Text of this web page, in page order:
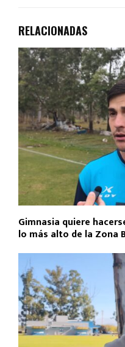
RELACIONADAS
Gimnasia quiere
lo más alto de la Zona